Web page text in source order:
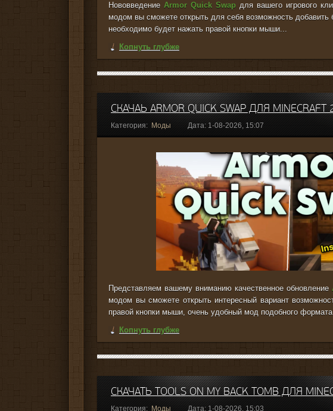
Нововведение Armor Quick Swap для вашего игрового
модом вы сможете открыть для себя возможность
необходимо будет нажать правой кнопки мыши...
Копнуть глубже
СКАЧАЬ ARMOR QUICK SWAP ДЛЯ MINECRAFT
Категория: Моды Дата: 1-08-2026, 15:07
Представляем вашему вниманию качественное обновление
модом вы сможете открыть интересный вариант
правой кнопки мыши, очень удобный мод подобного
Копнуть глубже
СКАЧАТЬ TOOLS ON MY BACK TOMB ДЛЯ
Категория: Моды Дата: 1-08-2026, 15:03